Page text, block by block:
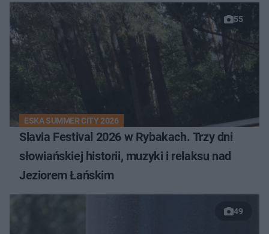
55
ESKA SUMMER CITY 2026
Slavia Festival 2026 w Rybakach. Trzy dni
słowiańskiej historii, muzyki i relaksu nad
Jeziorem Łańskim
49